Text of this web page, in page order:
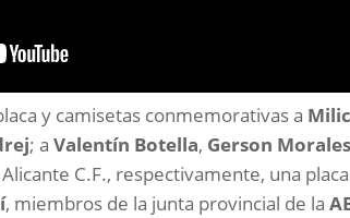
y camisetas conmemorativas a
; aValentín Botella, Gerson Morales
C.F., respectivamente, una
, miembros de la junta provincial de la